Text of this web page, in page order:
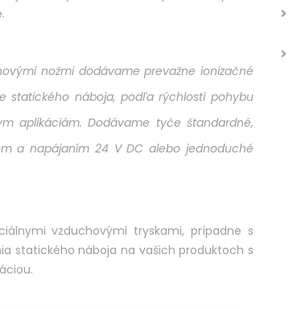
nožmi dodávame prevažne ionizačné
statického náboja, podľa rýchlosti pohybu
aplikáciám. Dodávame tyče štandardné,
a napájaním 24 V DC alebo jednoduché
vzduchovými tryskami, prípadne s
statického náboja na vašich produktoch s